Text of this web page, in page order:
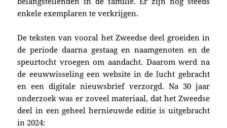
enkele exemplaren te verkrijgen.
De teksten van vooral het Zweedse deel groeiden in
de periode daarna gestaag en naamgenoten en de
speurtocht vroegen om aandacht. Daarom werd na
de eeuwwisseling een website in de lucht gebracht
en een digitale nieuwsbrief verzorgd. Na 30 jaar
onderzoek was er zoveel materiaal, dat het Zweedse
deel in een geheel hernieuwde editie is uitgebracht
in 2024: